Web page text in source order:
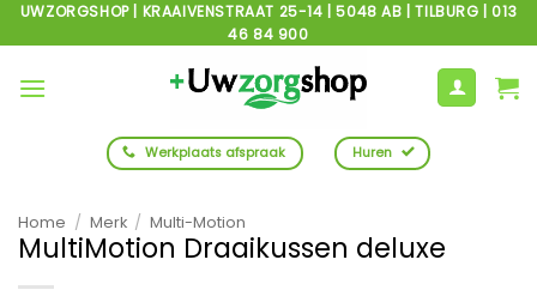
Ga
naar
inhoud
UWZORGSHOP | KRAAIVENSTRAAT 25-14 | 5048 AB | TILBURG | 013
46 84 900
Werkplaats afspraak Huren
Home / Merk / Multi-Motion
MultiMotion Draaikussen deluxe